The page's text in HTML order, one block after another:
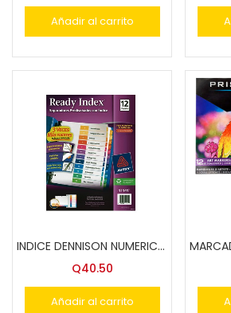
Añadir al carrito
INDICE DENNISON NUMERICO 1-12 RI 11141/21312
Q40.50
Añadir al carrito